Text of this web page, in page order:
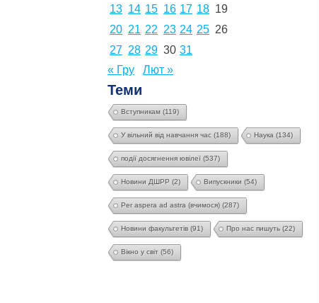
13 14 15 16 17 18 19
20 21 22 23 24 25 26
27 28 29 30 31
« Гру
Лют »
Теми
Вступникам (119)
У вільний від навчання час (188) Наука (134)
події досягнення ювілеї (537)
Новини ДШРР (2) Випускники (54)
Per aspera ad astra (вчимося) (287)
Новини факультетів (91) Про нас пишуть (22)
Вікно у світ (56)